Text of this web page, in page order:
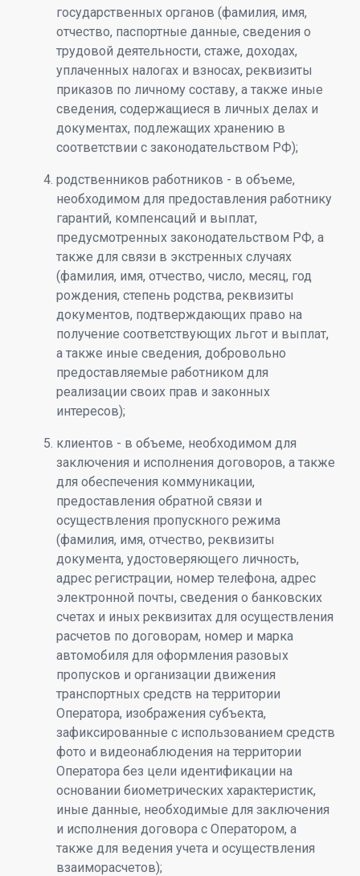
государственных органов (фамилия, имя,
отчество, паспортные данные, сведения о
трудовой деятельности, стаже, доходах,
уплаченных налогах и взносах, реквизиты
приказов по личному составу, а также иные
сведения, содержащиеся в личных делах и
документах, подлежащих хранению в
соответствии с законодательством РФ);
родственников работников - в объеме,
необходимом для предоставления работнику
гарантий, компенсаций и выплат,
предусмотренных законодательством РФ, а
также для связи в экстренных случаях
(фамилия, имя, отчество, число, месяц, год
рождения, степень родства, реквизиты
документов, подтверждающих право на
получение соответствующих льгот и выплат,
а также иные сведения, добровольно
предоставляемые работником для
реализации своих прав и законных
интересов);
клиентов - в объеме, необходимом для
заключения и исполнения договоров, а также
для обеспечения коммуникации,
предоставления обратной связи и
осуществления пропускного режима
(фамилия, имя, отчество, реквизиты
документа, удостоверяющего личность,
адрес регистрации, номер телефона, адрес
электронной почты, сведения о банковских
счетах и иных реквизитах для осуществления
расчетов по договорам, номер и марка
автомобиля для оформления разовых
пропусков и организации движения
транспортных средств на территории
Оператора, изображения субъекта,
зафиксированные с использованием средств
фото и видеонаблюдения на территории
Оператора без цели идентификации на
основании биометрических характеристик,
иные данные, необходимые для заключения
и исполнения договора с Оператором, а
также для ведения учета и осуществления
взаиморасчетов);